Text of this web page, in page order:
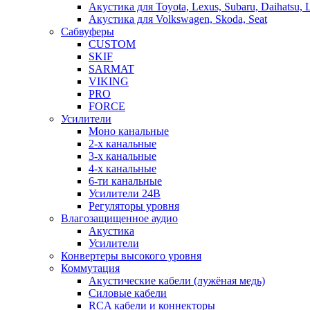
Акустика для Toyota, Lexus, Subaru, Daihatsu,
Акустика для Volkswagen, Skoda, Seat
Сабвуферы
CUSTOM
SKIF
SARMAT
VIKING
PRO
FORCE
Усилители
Моно канальные
2-х канальные
3-х канальные
4-х канальные
6-ти канальные
Усилители 24В
Регуляторы уровня
Влагозащищенное аудио
Акустика
Усилители
Конвертеры высокого уровня
Коммутация
Акустические кабели (лужёная медь)
Силовые кабели
RCA кабели и коннекторы